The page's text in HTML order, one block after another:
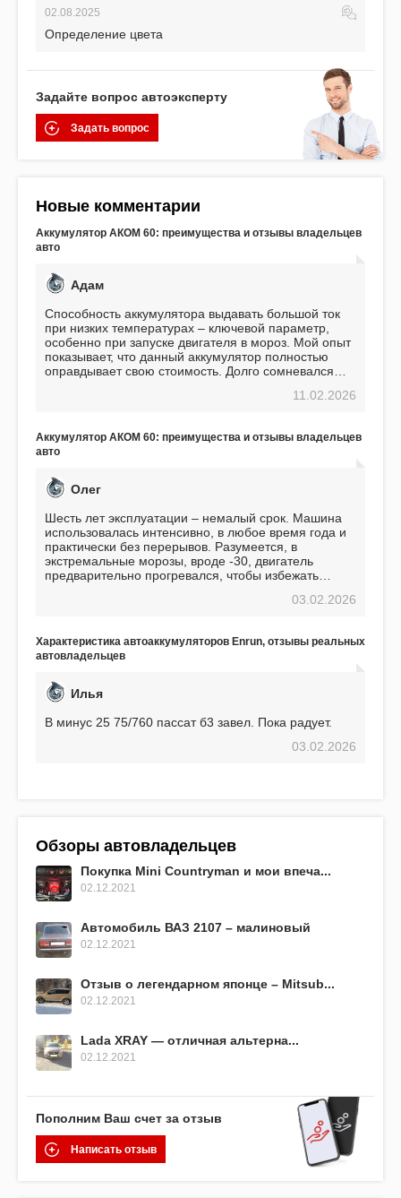
02.08.2025
Определение цвета
Задайте вопрос автоэксперту
Задать вопрос
Новые комментарии
Аккумулятор АКОМ 60: преимущества и отзывы владельцев
авто
Адам
Способность аккумулятора выдавать большой ток
при низких температурах – ключевой параметр,
особенно при запуске двигателя в мороз. Мой опыт
показывает, что данный аккумулятор полностью
оправдывает свою стоимость. Долго сомневался
пожалел. Считаю, что это отличное вложение,11.02.2026
Аккумулятор АКОМ 60: преимущества и отзывы владельцев
авто
Олег
Шесть лет эксплуатации – немалый срок. Машина
использовалась интенсивно, в любое время года и
практически без перерывов. Разумеется, в
экстремальные морозы, вроде -30, двигатель
предварительно прогревался, чтобы избежать
использования не было ни единой поломки,
EFB 75. Судя по характеристикам, он даже
превосходит предыдущую модель.
03.02.2026
Характеристика автоаккумуляторов Enrun, отзывы реальных
автовладельцев
Илья
В минус 25 75/760 пассат б3 завел. Пока радует.
03.02.2026
Обзоры автовладельцев
Покупка Mini Countryman и мои впеча...
02.12.2021
Автомобиль ВАЗ 2107 – малиновый
02.12.2021
Отзыв о легендарном японце – Mitsub...
02.12.2021
Lada XRAY — отличная альтерна...
02.12.2021
Пополним Ваш счет за отзыв
Написать отзыв